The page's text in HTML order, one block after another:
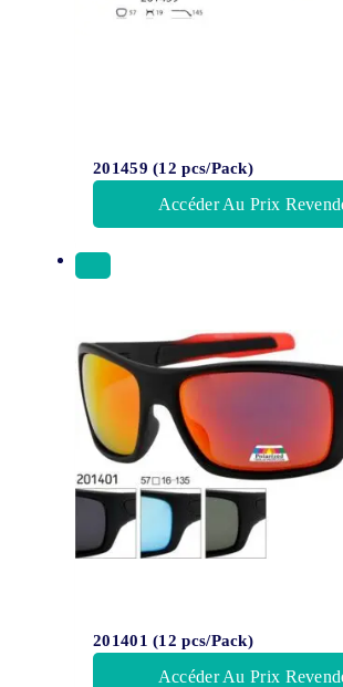
201459 (12 pcs/Pack)
Accéder Au Prix
201401 (12 pcs/Pack)
Accéder Au Prix